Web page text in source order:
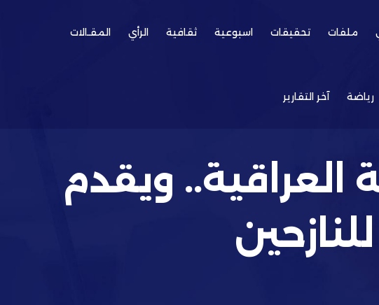
ملفات تحقيقات اسبوعية ثقافية الرأي المقـالات
رياضة آخر التقارير
العراقية.. ويقدم